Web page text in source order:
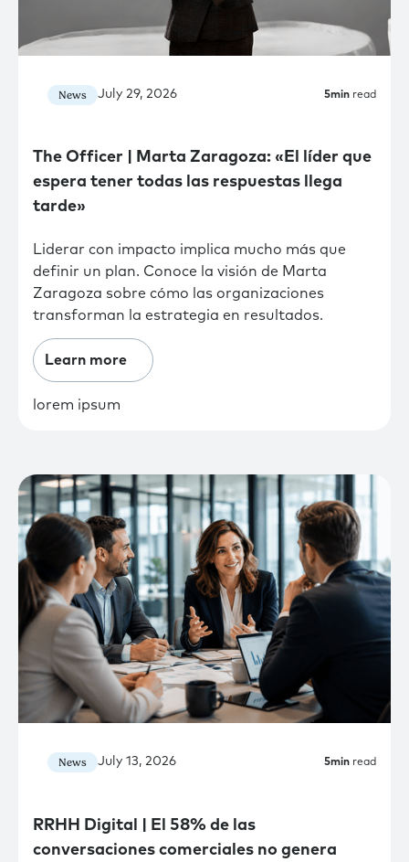
News July 29, 2026 5min read
The Officer | Marta Zaragoza: «El líder que
espera tener todas las respuestas llega
tarde»
Liderar con impacto implica mucho más que
definir un plan. Conoce la visión de Marta
Zaragoza sobre cómo las organizaciones
transforman la estrategia en resultados.
Learn more
lorem ipsum
News July 13, 2026 5min read
RRHH Digital | El 58% de las
conversaciones comerciales no genera